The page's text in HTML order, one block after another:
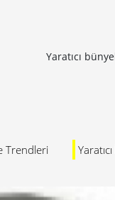
Yaratıcı
Trendleri